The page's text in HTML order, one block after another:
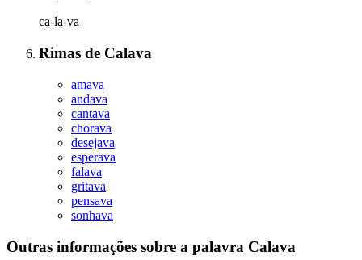
ca-la-va
Rimas de Calava
amava
andava
cantava
chorava
desejava
esperava
falava
gritava
pensava
sonhava
Outras informações sobre a palavra Calava